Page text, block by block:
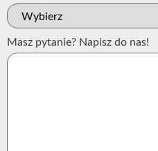
Masz pytanie? Napisz do nas!